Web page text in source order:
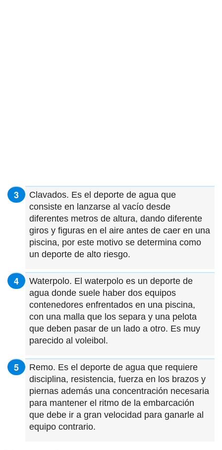
Clavados. Es el deporte de agua que
consiste en lanzarse al vacío desde
diferentes metros de altura, dando diferente
giros y figuras en el aire antes de caer en una
piscina, por este motivo se determina como
un deporte de alto riesgo.
Waterpolo. El waterpolo es un deporte de
agua donde suele haber dos equipos
contenedores enfrentados en una piscina,
con una malla que los separa y una pelota
que deben pasar de un lado a otro. Es muy
parecido al voleibol.
Remo. Es el deporte de agua que requiere
disciplina, resistencia, fuerza en los brazos y
piernas además una concentración necesaria
para mantener el ritmo de la embarcación
que debe ir a gran velocidad para ganarle al
equipo contrario.